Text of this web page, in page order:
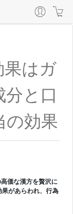
果はガ
と口
の効果
価な漢方を贅沢に
があらわれ、行為